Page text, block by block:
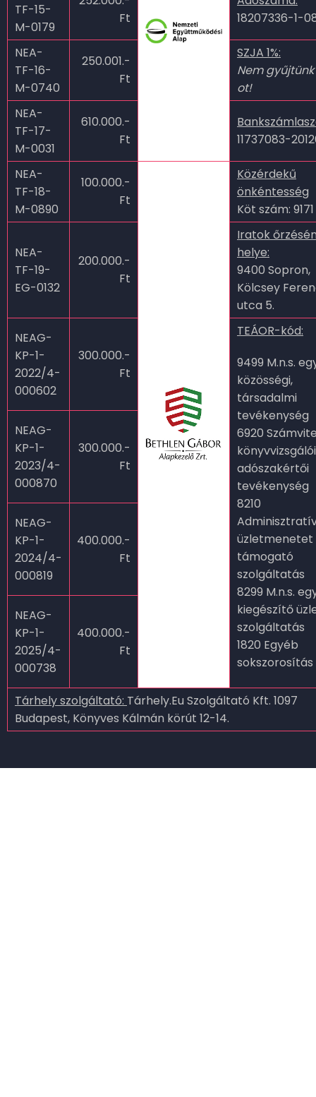
TF-15-
M-0179
Ft
18207336-1-
NEA-
TF-16-
M-0740
250.001.-
Ft
SZJA 1%:
Nem gyűjtünk
ot!
NEA-
TF-17-
M-0031
610.000.-
Ft
11737083-
NEA-
TF-18-
M-0890
100.000.-
Ft
Közérdekű
önkéntesség
Köt szám: 9171
NEA-
TF-19-
EG-0132
200.000.-
Ft
Iratok
helye:
9400 Sopron,
Kölcsey
utca 5.
NEAG-
KP-1-
2022/4-
000602
300.000.-
Ft
TEÁOR-kód:
9499 M.n.s.
közösségi,
társadalmi
tevékenység
6920
adószakértői
tevékenység
8210
üzletmenetet
támogató
szolgáltatás
8299 M.n.s.
kiegészítő
szolgáltatás
1820 Egyéb
sokszorosítás
NEAG-
KP-1-
2023/4-
000870
300.000.-
Ft
NEAG-
KP-1-
2024/4-
000819
400.000.-
Ft
NEAG-
KP-1-
2025/4-
000738
400.000.-
Ft
Tárhely szolgáltató: Tárhely.Eu Szolgáltató Kft. 1097
Budapest, Könyves Kálmán körút 12-14.